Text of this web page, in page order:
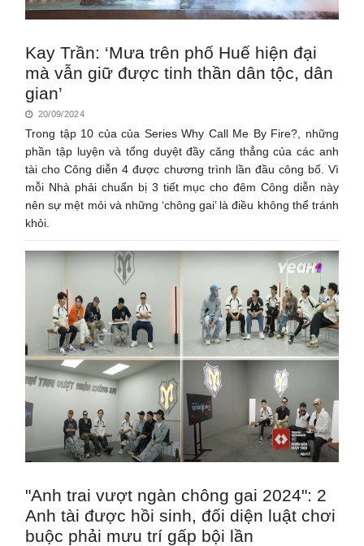
Kay Trần: ‘Mưa trên phố Huế hiện đại
mà vẫn giữ được tinh thần dân tộc, dân
gian’
20/09/2024
Trong tập 10 của của Series Why Call Me By Fire?, những
phần tập luyện và tổng duyệt đầy căng thẳng của các anh
tài cho Công diễn 4 được chương trình lần đầu công bố. Vì
mỗi Nhà phải chuẩn bị 3 tiết mục cho đêm Công diễn này
nên sự mệt mỏi và những ‘chông gai’ là điều không thể tránh
khỏi.
"Anh trai vượt ngàn chông gai 2024": 2
Anh tài được hồi sinh, đối diện luật chơi
buộc phải mưu trí gấp bội lần